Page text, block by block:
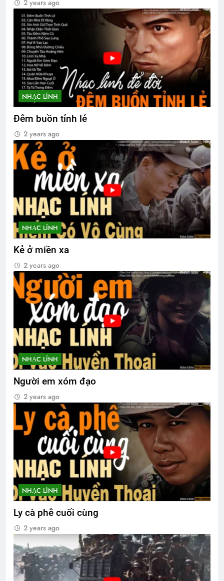
2 years ago
NHẠC LÍNH
Đêm buồn tỉnh lẻ
2 years ago
NHẠC LÍNH
Kẻ ở miền xa
2 years ago
NHẠC LÍNH
Người em xóm đạo
2 years ago
NHẠC LÍNH
Ly cà phê cuối cùng
2 years ago